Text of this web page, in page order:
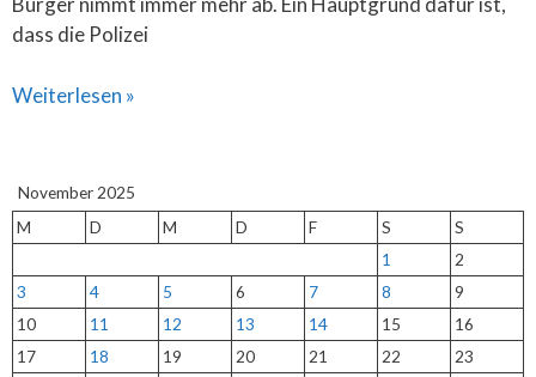
dass die Polizei
Weiterlesen »
November 2025
M
D M D F S
S
1
2
3
4 5 6 7 8
9
10
11 12 13 14 15
16
17
18 19 20 21 22
23